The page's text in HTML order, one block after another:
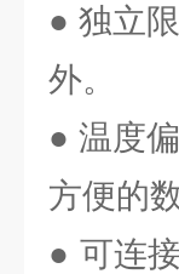
● 独立
外。
● 温度
方便的
● 可连